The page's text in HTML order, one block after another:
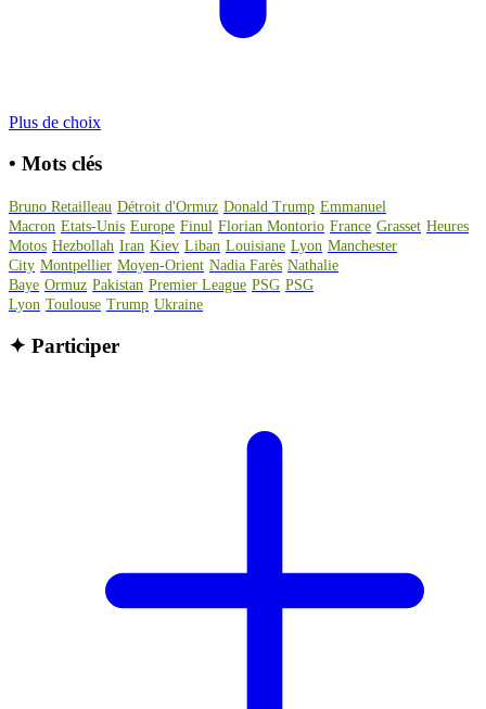
Plus de choix
• Mots clés
Bruno Retailleau Détroit d'Ormuz Donald Trump Emmanuel
Macron Etats-Unis Europe Finul Florian Montorio France Grasset Heures
Motos Hezbollah Iran Kiev Liban Louisiane Lyon Manchester
City Montpellier Moyen-Orient Nadia Farès Nathalie
Baye Ormuz Pakistan Premier League PSG PSG
Lyon Toulouse Trump Ukraine
✦ Participer